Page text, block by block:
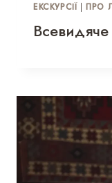
ЕКСКУРСІЇ|ПРО